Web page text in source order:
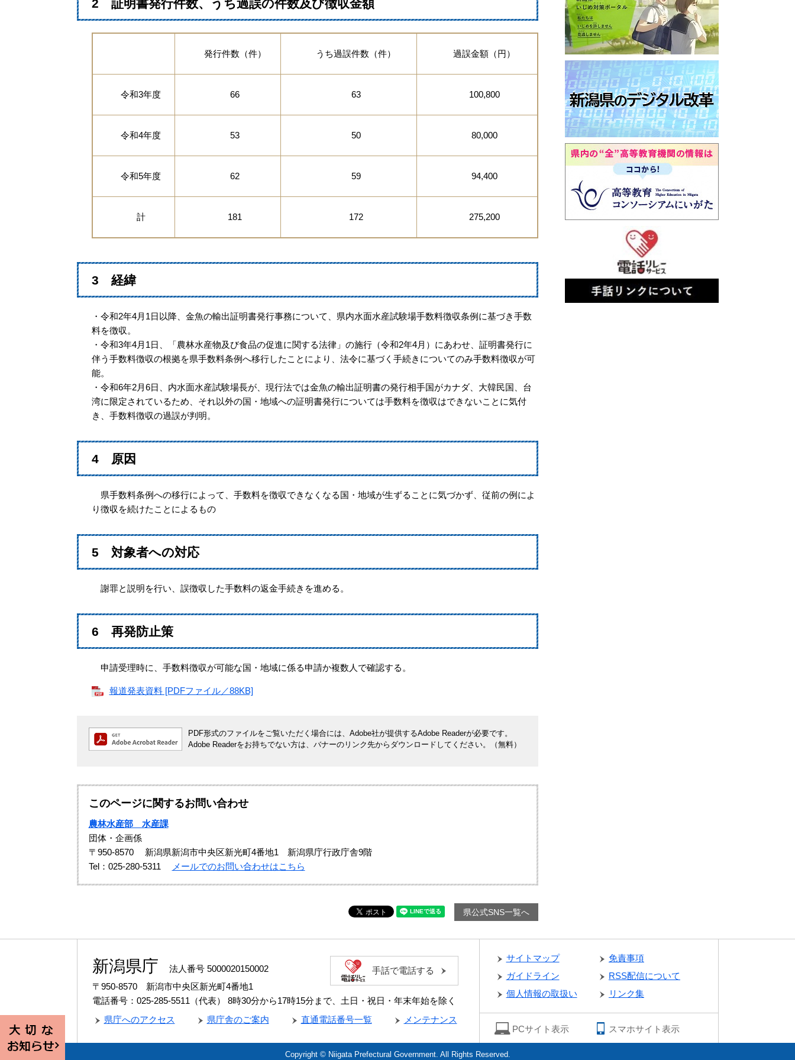
2 証明書発行件数、うち過誤の件数及び徴収金額
発行件数（件） うち過誤件数（件） 過誤金額（円）
令和3年度 66 63 100,800
令和4年度 53 50 80,000
令和5年度 62 59 94,400
計 181 172 275,200
3 経緯
・令和2年4月1日以降、金魚の輸出証明書発行事務について、県内水面水産試験場手数料徴収条例に基づき手数
料を徴収。
・令和3年4月1日、「農林水産物及び食品の促進に関する法律」の施行（令和2年4月）にあわせ、証明書発行に
伴う手数料徴収の根拠を県手数料条例へ移行したことにより、法令に基づく手続きについてのみ手数料徴収が可
能。
・令和6年2月6日、内水面水産試験場長が、現行法では金魚の輸出証明書の発行相手国がカナダ、大韓民国、台
湾に限定されているため、それ以外の国・地域への証明書発行については手数料を徴収はできないことに気付
き、手数料徴収の過誤が判明。
4 原因
県手数料条例への移行によって、手数料を徴収できなくなる国・地域が生ずることに気づかず、従前の例によ
り徴収を続けたことによるもの
5 対象者への対応
謝罪と説明を行い、誤徴収した手数料の返金手続きを進める。
6 再発防止策
申請受理時に、手数料徴収が可能な国・地域に係る申請か複数人で確認する。
報道発表資料 [PDFファイル／88KB]
PDF形式のファイルをご覧いただく場合には、Adobe社が提供するAdobe Readerが必要です。
Adobe Readerをお持ちでない方は、バナーのリンク先からダウンロードしてください。（無料）
このページに関するお問い合わせ
農林水産部 水産課
団体・企画係
〒950-8570
新潟県新潟市中央区新光町4番地1 新潟県庁行政庁舎9階
Tel：025-280-5311
メールでのお問い合わせはこちら
県公式SNS一覧へ
新潟県庁
法人番号 5000020150002
〒950-8570 新潟市中央区新光町4番地1
電話番号：025-285-5511（代表）
8時30分から17時15分まで、土日・祝日・年末年始を除く
手話で電話する
県庁へのアクセス 県庁舎のご案内 直通電話番号一覧 メンテナンス
サイトマップ
免責事項
ガイドライン
RSS配信について
個人情報の取扱い
リンク集
PCサイト表示 スマホサイト表示
Copyright © Niigata Prefectural Government. All Rights Reserved.